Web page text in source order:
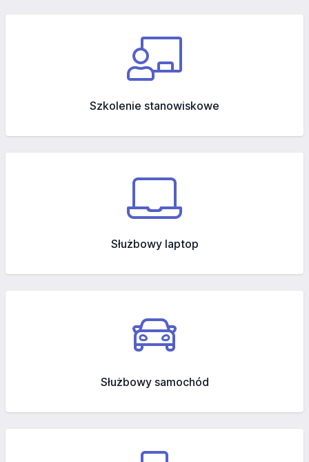
Szkolenie stanowiskowe
Służbowy laptop
Służbowy samochód